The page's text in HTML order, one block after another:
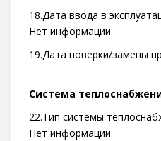
18.Дата ввода в
Нет информации
19.Дата поверки/замены
—
Система
22.Тип системы
Нет информации